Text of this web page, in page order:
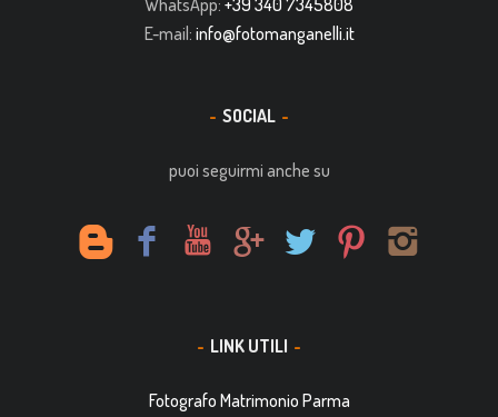
WhatsApp: +39 340 7345808
E-mail: info@fotomanganelli.it
SOCIAL
puoi seguirmi anche su
LINK UTILI
Fotografo Matrimonio Parma